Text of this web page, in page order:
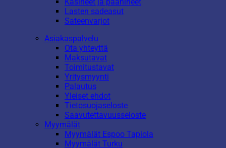
Lasten sadeasut
Sateenvarjot
Asiakaspalvelu
Ota yhteyttä
Maksutavat
Toimitustavat
Yritysmyynti
Palautus
Yleiset ehdot
Tietosuojaseloste
Saavutettavuusseloste
Myymälät
Myymälät Espoo Tapiola
Myymälät Turku